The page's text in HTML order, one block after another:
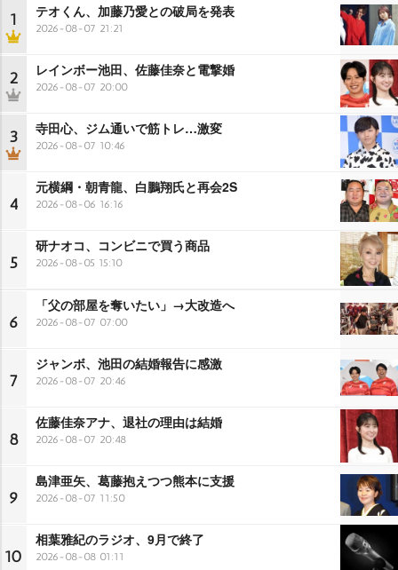
1 テオくん、加藤乃愛との破局を発表
2026-08-07 21:21
2 レインボー池田、佐藤佳奈と電撃婚
2026-08-07 20:00
3 寺田心、ジム通いで筋トレ…激変
2026-08-07 10:46
4
元横綱・朝青龍、白鵬翔氏と再会2S
2026-08-06 16:16
5
研ナオコ、コンビニで買う商品
2026-08-05 15:10
6
「父の部屋を奪いたい」→大改造へ
2026-08-07 07:00
7
ジャンボ、池田の結婚報告に感激
2026-08-07 20:46
8
佐藤佳奈アナ、退社の理由は結婚
2026-08-07 20:48
9
島津亜矢、葛藤抱えつつ熊本に支援
2026-08-07 11:50
10
相葉雅紀のラジオ、9月で終了
2026-08-08 01:11